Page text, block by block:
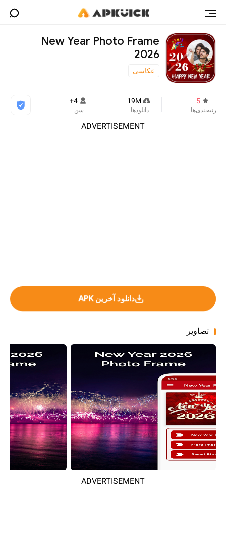
New Year Photo Frame
2026
عکاسی
5
رتبه‌بندی‌ها
19M
دانلودها
4+
سن
ADVERTISEMENT
دانلود آخرین APK
تصاویر
ADVERTISEMENT